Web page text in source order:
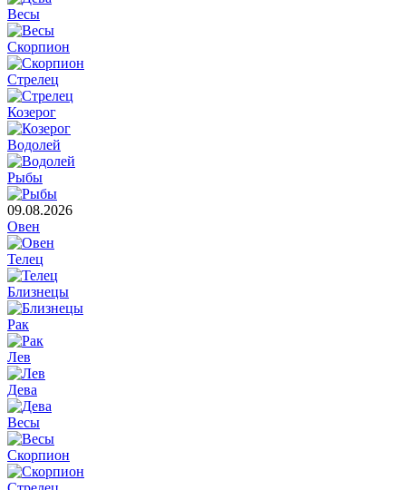
Весы
Скорпион
Стрелец
Козерог
Водолей
Рыбы
09.08.2026
Овен
Телец
Близнецы
Рак
Лев
Дева
Весы
Скорпион